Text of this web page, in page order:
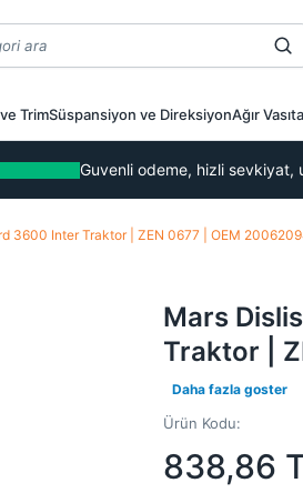
TrimSüspansiyon ve DireksiyonAğır Vasıta
Guvenli odeme, hizli sevkiyat,
3600 Inter Traktor | ZEN 0677 | OEM
Mars
Traktor |
Daha fazla goster
Ürün Kodu:
838,86